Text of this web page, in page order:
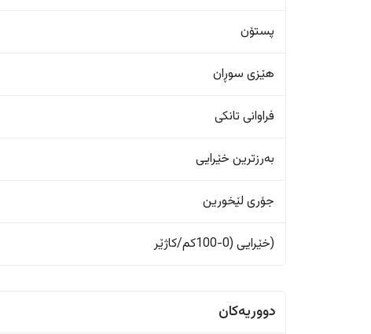
پستۆن
هێزی سوڕان
فراوانی تانکی
بەرزترین خێرایی
جۆری لێخورین
(خێرایی (0-100کم/کاژێر
دووریەکان